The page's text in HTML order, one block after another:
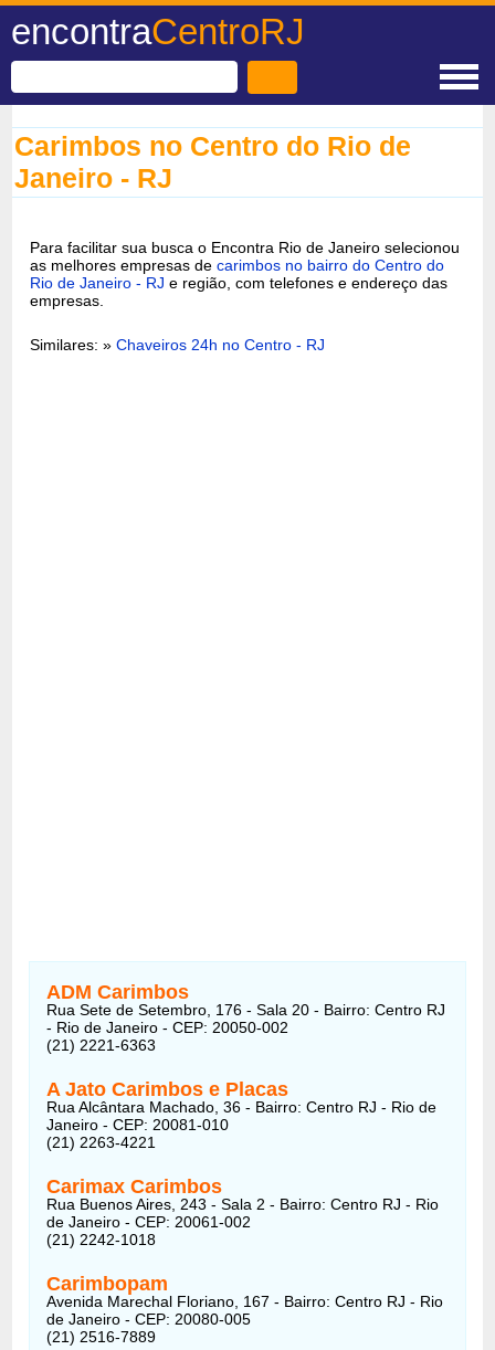
encontraCentroRJ
Carimbos no Centro do Rio de
Janeiro - RJ
Para facilitar sua busca o Encontra Rio de Janeiro selecionou
as melhores empresas decarimbos no bairro do Centro do
Rio de Janeiro - RJ e região, com telefones e endereço das
empresas.
Similares: »Chaveiros 24h no Centro - RJ
ADM Carimbos
Rua Sete de Setembro, 176 - Sala 20 - Bairro: Centro RJ
- Rio de Janeiro - CEP: 20050-002
(21) 2221-6363
A Jato Carimbos e Placas
Rua Alcântara Machado, 36 - Bairro: Centro RJ - Rio de
Janeiro - CEP: 20081-010
(21) 2263-4221
Carimax Carimbos
Rua Buenos Aires, 243 - Sala 2 - Bairro: Centro RJ - Rio
de Janeiro - CEP: 20061-002
(21) 2242-1018
Carimbopam
Avenida Marechal Floriano, 167 - Bairro: Centro RJ - Rio
de Janeiro - CEP: 20080-005
(21) 2516-7889